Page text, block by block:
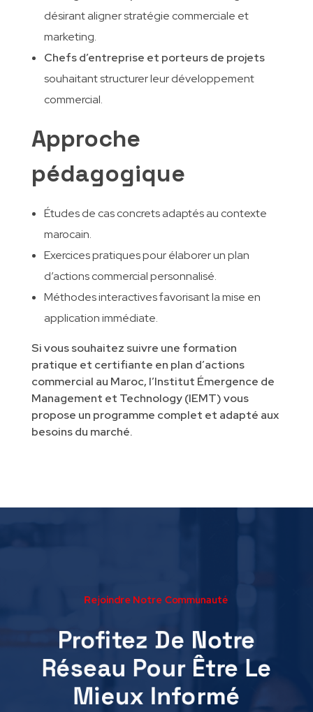
désirant aligner stratégie commerciale et
marketing.
Chefs d’entreprise et porteurs de projets
souhaitant structurer leur développement
commercial.
Approche
pédagogique
Études de cas concrets adaptés au contexte
marocain.
Exercices pratiques pour élaborer un plan
d’actions commercial personnalisé.
Méthodes interactives favorisant la mise en
application immédiate.
Si vous souhaitez suivre une formation
pratique et certifiante en plan d’actions
commercial au Maroc, l’Institut Émergence de
Management et Technology (IEMT) vous
propose un programme complet et adapté aux
besoins du marché.
Rejoindre Notre Communauté
Profitez De Notre
Réseau Pour Être Le
Mieux Informé